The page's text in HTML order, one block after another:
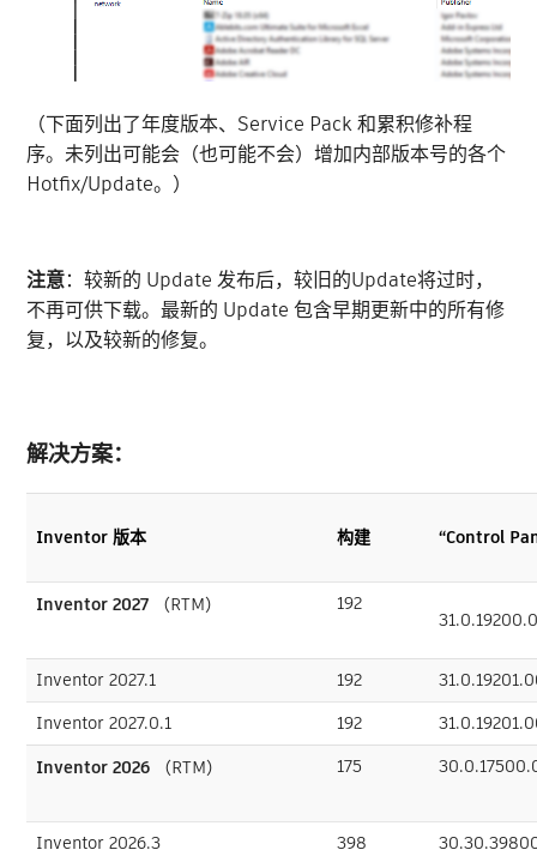
（下面列出了年度版本、Service Pack 和累积修补程
序。未列出可能会（也可能不会）增加内部版本号的各个
Hotfix/Update。）
注意：较新的 Update 发布后，较旧的Update将过时，
不再可供下载。最新的 Update 包含早期更新中的所有修
复，以及较新的修复。
解决方案：
Inventor 版本 构建 “Control
Inventor 2027 （RTM） 192
Inventor 2027.1 192
Inventor 2027.0.1
192
Inventor 2026
（RTM） 175
Inventor 2026.3 398